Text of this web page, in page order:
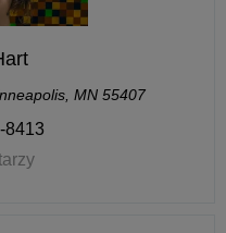
MN 55407
8413